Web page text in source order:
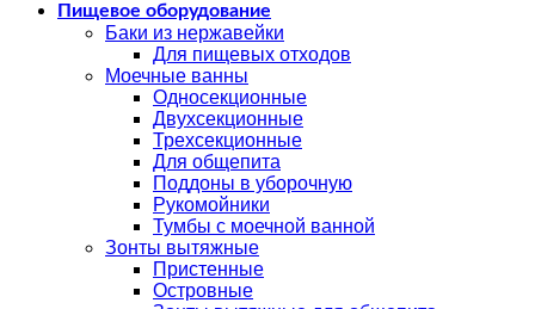
Пищевое оборудование
Баки из нержавейки
Для пищевых отходов
Моечные ванны
Односекционные
Двухсекционные
Трехсекционные
Для общепита
Поддоны в уборочную
Рукомойники
Тумбы с моечной ванной
Зонты вытяжные
Пристенные
Островные